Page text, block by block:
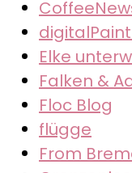
Elke
Falken &
Floc Blog
flügge
From